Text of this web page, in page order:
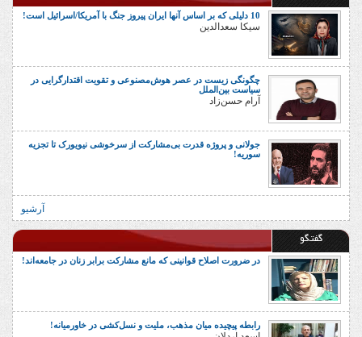
10 دلیلی که بر اساس آنها ایران پیروز جنگ با آمریکا/اسرائیل است!
سیکا سعدالدین
چگونگی زیست در عصر هوش‌مصنوعی و تقویت اقتدارگرایی در
سیاست بین‌الملل
آرام حسن‌زاد
جولانی و پروژه قدرت بی‌مشارکت از سرخوشی نیویورک تا تجزیه
سوریه!
آرشیو
گفتگو
در ضرورت اصلاح قوانینی که مانع مشارکت برابر زنان در جامعه‌اند!
رابطه پیچیده میان مذهب، ملیت و نسل‌کشی در خاورمیانه!